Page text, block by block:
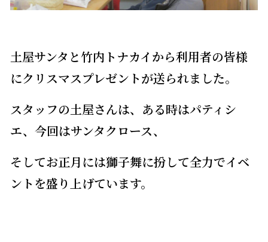
土屋サンタと竹内トナカイから利用者の皆様
にクリスマスプレゼントが送られました。
スタッフの土屋さんは、ある時はパティシ
エ、今回はサンタクロース、
そしてお正月には獅子舞に扮して全力でイベ
ントを盛り上げています。